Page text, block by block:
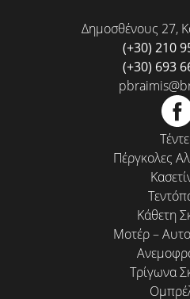
Δημοσθένους 27,
(+30) 210
(+30) 693
Πέργκολες
Κάθετη
Μοτέρ –
Τρίγωνα